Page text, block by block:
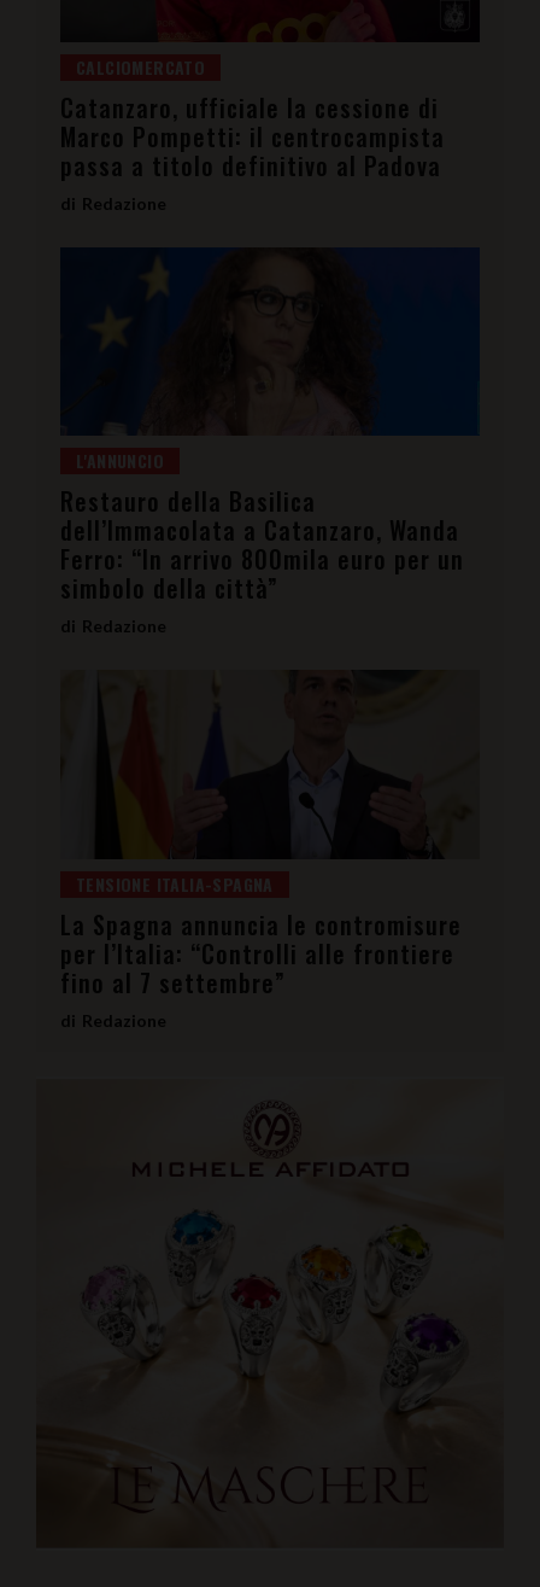
CALCIOMERCATO
Catanzaro, ufficiale la cessione di
Marco Pompetti: il centrocampista
passa a titolo definitivo al Padova
Redazione
L'ANNUNCIO
Restauro della Basilica
dell’Immacolata a Catanzaro, Wanda
Ferro: “In arrivo 800mila euro per un
simbolo della città”
Redazione
TENSIONE ITALIA-SPAGNA
La Spagna annuncia le contromisure
per l’Italia: “Controlli alle frontiere
fino al 7 settembre”
Redazione